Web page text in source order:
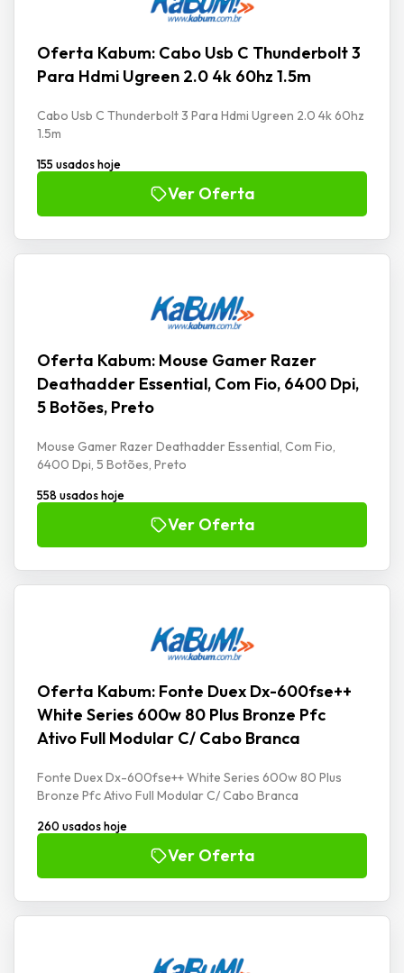
Oferta Kabum: Cabo Usb C Thunderbolt 3
Para Hdmi Ugreen 2.0 4k 60hz 1.5m
Cabo Usb C Thunderbolt 3 Para Hdmi Ugreen 2.0 4k 60hz
1.5m
155 usados hoje
Ver Oferta
Oferta Kabum: Mouse Gamer Razer
Deathadder Essential, Com Fio, 6400 Dpi,
5 Botões, Preto
Mouse Gamer Razer Deathadder Essential, Com Fio,
6400 Dpi, 5 Botões, Preto
558 usados hoje
Ver Oferta
Oferta Kabum: Fonte Duex Dx-600fse++
White Series 600w 80 Plus Bronze Pfc
Ativo Full Modular C/ Cabo Branca
Fonte Duex Dx-600fse++ White Series 600w 80 Plus
Bronze Pfc Ativo Full Modular C/ Cabo Branca
260 usados hoje
Ver Oferta